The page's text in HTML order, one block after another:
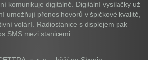
komunikuje digitálně. Digitální vysílačky už
umožňují přenos hovorů v špičkové kvalitě,
volání. Radiostanice s displejem pak
SMS mezi stanicemi.